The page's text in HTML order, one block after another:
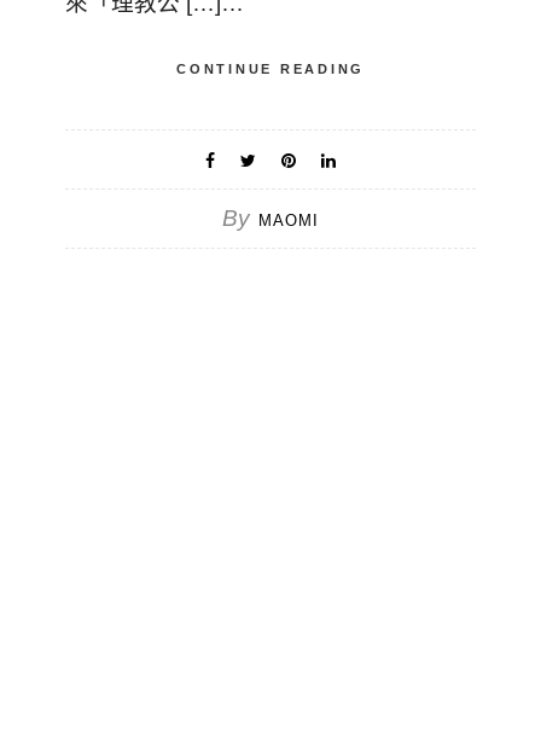
CONTINUE READING
By MAOMI